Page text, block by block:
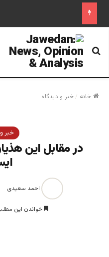
جستجو برای
خانه /خبر و دیدگاه
خبر
در مقابل این
احمد سعیدی
خواندن این مطلب 5 دقیقه زمان